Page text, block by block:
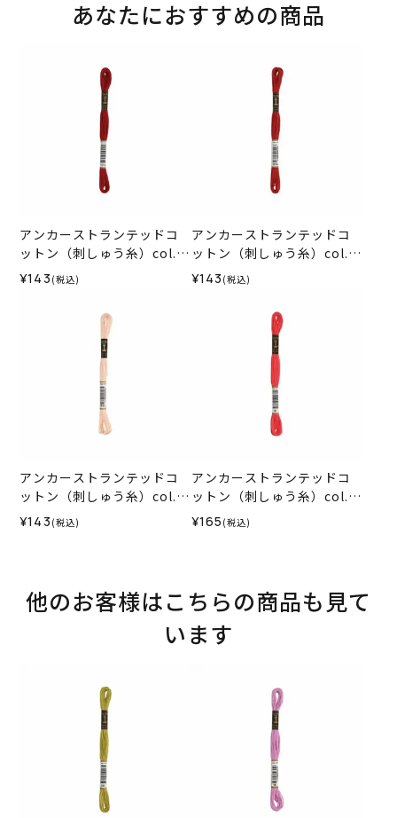
あなたにおすすめの商品
アンカーストランテッドコ
ットン（刺しゅう糸）col.1
015
¥143 (税込)
アンカーストランテッドコ
ットン（刺しゅう糸）col.1
014
¥143 (税込)
アンカーストランテッドコ
ットン（刺しゅう糸）col.1
012
¥143 (税込)
アンカーストランテッドコ
ットン（刺しゅう糸）col.0
035
¥165 (税込)
他のお客様はこちらの商品も見て
います